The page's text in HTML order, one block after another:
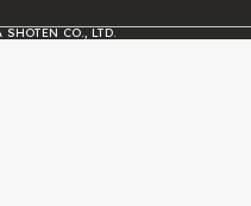
CO., LTD.